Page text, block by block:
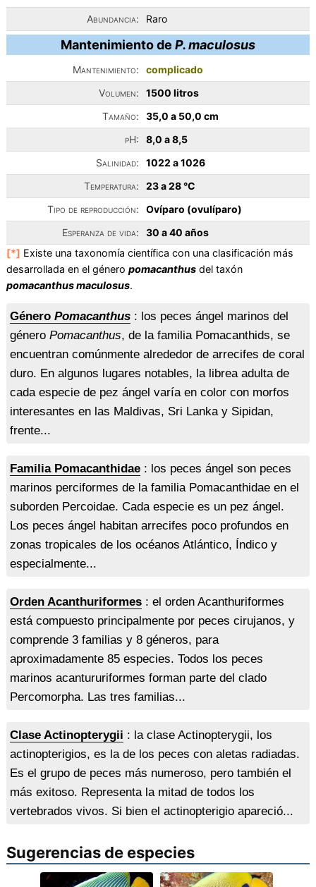
Abundancia:
Raro
Mantenimiento de P. maculosus
Mantenimiento:
complicado
Volumen:
1500 litros
Tamaño:
35,0 a 50,0 cm
pH:
8,0 a 8,5
Salinidad:
1022 a 1026
Temperatura:
23 a 28 °C
Tipo de reproducción:
Ovíparo (ovulíparo)
Esperanza de vida:
30 a 40 años
[*] Existe una taxonomía científica con una clasificación más
desarrollada en el género pomacanthusdel taxón
pomacanthus maculosus.
Género Pomacanthus: los peces ángel marinos del
género Pomacanthus, de la familia Pomacanthids, se
encuentran comúnmente alrededor de arrecifes de coral
duro. En algunos lugares notables, la librea adulta de
cada especie de pez ángel varía en color con morfos
interesantes en las Maldivas, Sri Lanka y Sipidan,
frente...
Familia Pomacanthidae: los peces ángel son peces
marinos perciformes de la familia Pomacanthidae en el
suborden Percoidae. Cada especie es un pez ángel.
Los peces ángel habitan arrecifes poco profundos en
zonas tropicales de los océanos Atlántico, Índico y
especialmente...
Orden Acanthuriformes: el orden Acanthuriformes
está compuesto principalmente por peces cirujanos, y
comprende 3 familias y 8 géneros, para
aproximadamente 85 especies. Todos los peces
marinos acantururiformes forman parte del clado
Percomorpha. Las tres familias...
Clase Actinopterygii : la clase Actinopterygii, los
actinopterigios, es la de los peces con aletas radiadas.
Es el grupo de peces más numeroso, pero también el
más exitoso. Representa la mitad de todos los
vertebrados vivos. Si bien el actinopterigio apareció...
Sugerencias de especies